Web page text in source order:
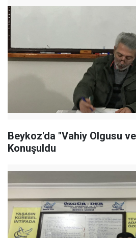
Beykoz'da "Vahiy Olgusu
Konuşuldu